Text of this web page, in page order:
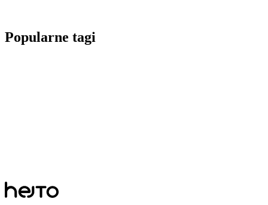
Popularne tagi